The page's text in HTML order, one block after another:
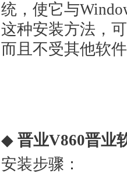
统，使它与
这种安装方法，
而且不受其他软
◆ 晋业V860晋业
安装步骤：